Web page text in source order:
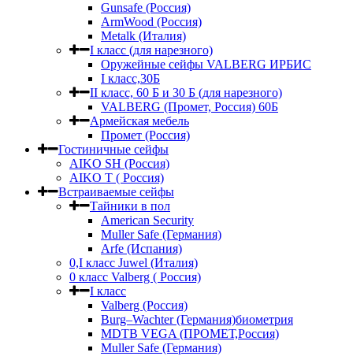
Gunsafe (Россия)
ArmWood (Россия)
Metalk (Италия)
I класс (для нарезного)
Оружейные сейфы VALBERG ИРБИС
I класс,30Б
II класс, 60 Б и 30 Б (для нарезного)
VALBERG (Промет, Россия) 60Б
Армейская мебель
Промет (Россия)
Гостиничные сейфы
AIKO SH (Россия)
AIKO Т ( Россия)
Встраиваемые сейфы
Тайники в пол
American Security
Muller Safe (Германия)
Arfe (Испания)
0,I класс Juwel (Италия)
0 класс Valberg ( Россия)
I класс
Valberg (Россия)
Burg–Wachter (Германия)биометрия
MDTB VEGA (ПРОМЕТ,Россия)
Muller Safe (Германия)